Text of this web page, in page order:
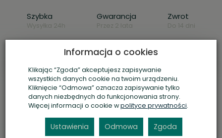
Szybka
Wysyłka 24h
Gwarancja
Przez 2 lata
Zwrot
Do 14 dni
Asystent AI
Drukuj
Jak rozpoznać klucz?
Informacja o cookies
Klikając “Zgoda” akceptujesz zapisywanie
wszystkich danych cookie na twoim urządzeniu.
Kliknięcie “Odmowa” oznacza zapisywanie tylko
danych niezbędnych do funkcjonowania strony.
Więcej informacji o cookie wpolityce prywatności.
Ustawienia Odmowa Zgoda